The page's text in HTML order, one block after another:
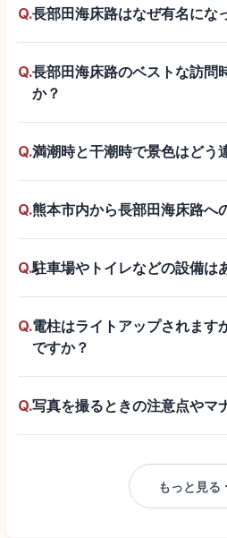
Q.長部田海床路はなぜ有名にな
Q.長部田海床路のベストな訪問
か？
Q.満潮時と干潮時で景色はどう
Q.熊本市内から長部田海床路へ
Q.駐車場やトイレなどの設備は
Q.電柱はライトアップされます
ですか？
Q.写真を撮るときの注意点やマ
もっと見る